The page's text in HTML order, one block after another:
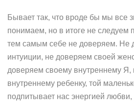
Бывает так, что вроде бы мы все
понимаем, но в итоге не следуем
тем самым себе не доверяем. Не
интуиции, не доверяем своей
доверяем своему внутреннему
внутреннему ребенку, той
подпитывает нас энергией